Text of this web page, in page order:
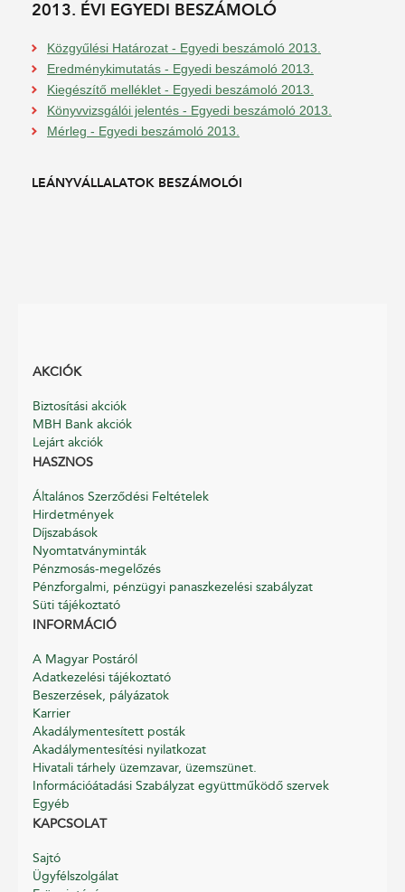
2013. ÉVI EGYEDI BESZÁMOLÓ
Közgyűlési Határozat - Egyedi beszámoló 2013.
Eredménykimutatás - Egyedi beszámoló 2013.
Kiegészítő melléklet - Egyedi beszámoló 2013.
Könyvvizsgálói jelentés - Egyedi beszámoló 2013.
Mérleg - Egyedi beszámoló 2013.
LEÁNYVÁLLALATOK BESZÁMOLÓI
AKCIÓK
Biztosítási akciók
MBH Bank akciók
Lejárt akciók
HASZNOS
Általános Szerződési Feltételek
Hirdetmények
Díjszabások
Nyomtatványminták
Pénzmosás-megelőzés
Pénzforgalmi, pénzügyi panaszkezelési szabályzat
Süti tájékoztató
INFORMÁCIÓ
A Magyar Postáról
Adatkezelési tájékoztató
Beszerzések, pályázatok
Karrier
Akadálymentesített posták
Akadálymentesítési nyilatkozat
Hivatali tárhely üzemzavar, üzemszünet.
Információátadási Szabályzat együttműködő szervek
Egyéb
KAPCSOLAT
Sajtó
Ügyfélszolgálat